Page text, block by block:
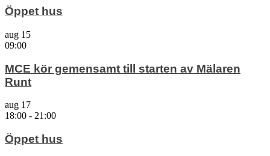
Öppet hus
aug 15
09:00
MCE kör gemensamt till starten av Mälaren
Runt
aug 17
18:00 - 21:00
Öppet hus